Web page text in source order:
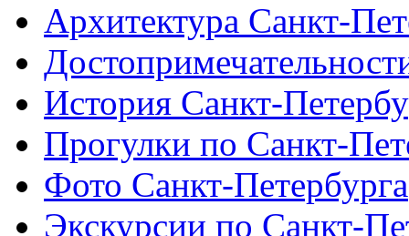
Архитектура Санкт-
История Санкт-
Прогулки по Санкт-
Фото Санкт-Петербурга
Экскурсии по Санкт-